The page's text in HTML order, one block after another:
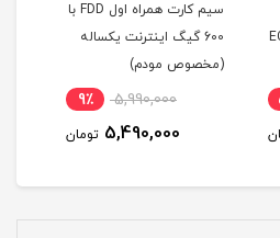
سیم کارت 4G/5G ایرانسل
FDD (مخصوص مودم )
1,250,000
990,000